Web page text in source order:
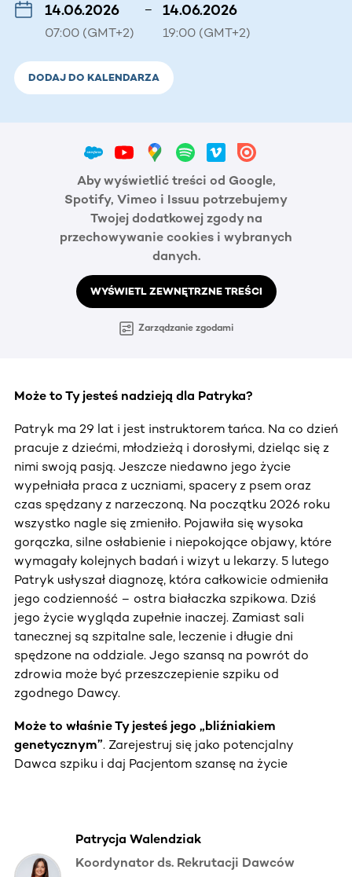
14.06.2026
07:00 (GMT+2)
– 14.06.2026
19:00 (GMT+2)
DODAJ DO KALENDARZA
Aby wyświetlić treści od Google,
Spotify, Vimeo i Issuu potrzebujemy
Twojej dodatkowej zgody na
przechowywanie cookies i wybranych
danych.
WYŚWIETL ZEWNĘTRZNE TREŚCI
Zarządzanie zgodami
Może to Ty jesteś nadzieją dla Patryka?
Patryk ma 29 lat i jest instruktorem tańca. Na co dzień
pracuje z dziećmi, młodzieżą i dorosłymi, dzieląc się z
nimi swoją pasją. Jeszcze niedawno jego życie
wypełniała praca z uczniami, spacery z psem oraz
czas spędzany z narzeczoną. Na początku 2026 roku
wszystko nagle się zmieniło. Pojawiła się wysoka
gorączka, silne osłabienie i niepokojące objawy, które
wymagały kolejnych badań i wizyt u lekarzy. 5 lutego
Patryk usłyszał diagnozę, która całkowicie odmieniła
jego codzienność – ostra białaczka szpikowa. Dziś
jego życie wygląda zupełnie inaczej. Zamiast sali
tanecznej są szpitalne sale, leczenie i długie dni
spędzone na oddziale. Jego szansą na powrót do
zdrowia może być przeszczepienie szpiku od
zgodnego Dawcy.
Może to właśnie Ty jesteś jego „bliźniakiem
genetycznym”. Zarejestruj się jako potencjalny
Dawca szpiku i daj Pacjentom szansę na życie
Patrycja Walendziak
Koordynator ds. Rekrutacji Dawców